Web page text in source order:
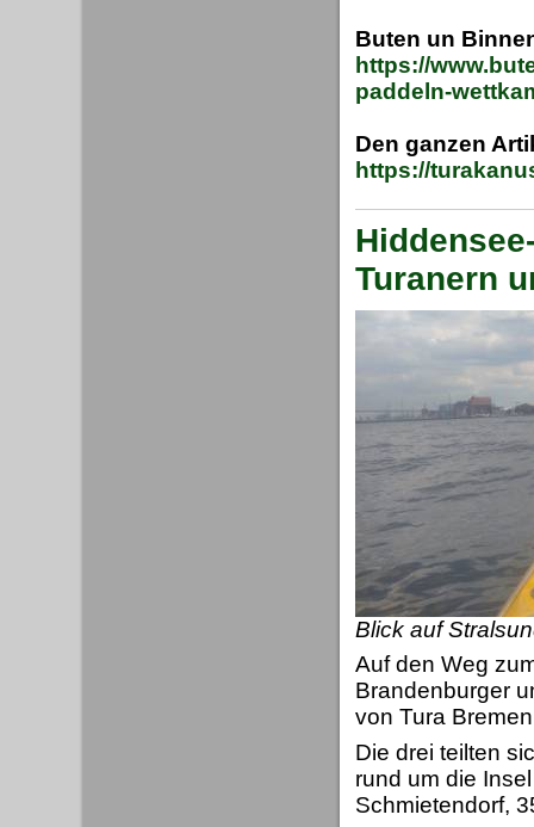
Buten un
https://
paddeln-
Den ganzen
https://
Turanern
Blick auf
Auf den Weg
Brandenburger
von Tura
Die drei teilten
rund um die
Schmietendorf,